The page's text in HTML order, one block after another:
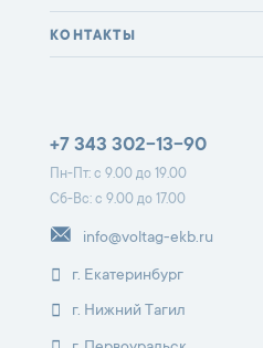
КОНТАКТЫ
+7 343 302-13-90
Пн-Пт: с 9.00 до 19.00
Сб-Вс: с 9.00 до 17.00
info@voltag-ekb.ru
г. Екатеринбург
г. Нижний Тагил